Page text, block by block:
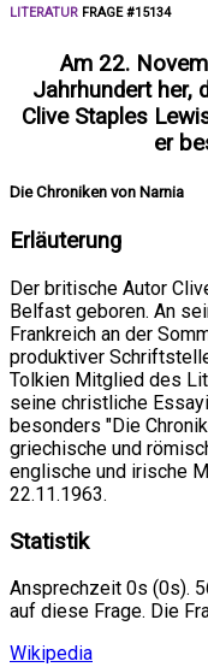
LITERATUR FRAGE #15134
Am 22.
Jahrhundert her,
Clive Staples
er
Die Chroniken von Narnia
Erläuterung
Der britische Autor
Belfast geboren. An
Frankreich an der
produktiver
Tolkien Mitglied des
seine christliche
besonders "Die
griechische und
englische und irische
22.11.1963.
Statistik
Ansprechzeit 0s (0s).
auf diese Frage. Die
Wikipedia